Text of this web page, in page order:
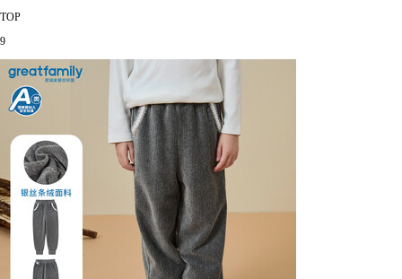
TOP
9